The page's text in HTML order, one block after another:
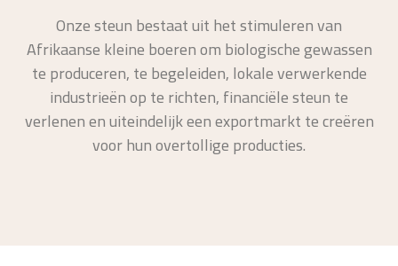
Onze steun bestaat uit het stimuleren van
Afrikaanse kleine boeren om biologische gewassen
te produceren, te begeleiden, lokale verwerkende
industrieën op te richten, financiële steun te
verlenen en uiteindelijk een exportmarkt te creëren
voor hun overtollige producties.